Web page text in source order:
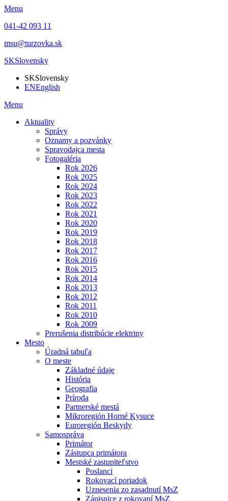
Menu
041-42 093 11
msu@turzovka.sk
SKSlovensky
SKSlovensky
ENEnglish
Menu
Aktuality
Správy
Oznamy a pozvánky
Spravodajca mesta
Fotogaléria
Rok 2026
Rok 2025
Rok 2024
Rok 2023
Rok 2022
Rok 2021
Rok 2020
Rok 2019
Rok 2018
Rok 2017
Rok 2016
Rok 2015
Rok 2014
Rok 2013
Rok 2012
Rok 2011
Rok 2010
Rok 2009
Prerušenia distribúcie elektriny
Mesto
Úradná tabuľa
O meste
Základné údaje
História
Geografia
Príroda
Partnerské mestá
Mikroregión Horné Kysuce
Euroregión Beskydy
Samospráva
Primátor
Zástupca primátora
Mestské zastupiteľstvo
Poslanci
Rokovací poriadok
Uznesenia zo zasadnutí MsZ
Zápisnice z rokovaní MsZ